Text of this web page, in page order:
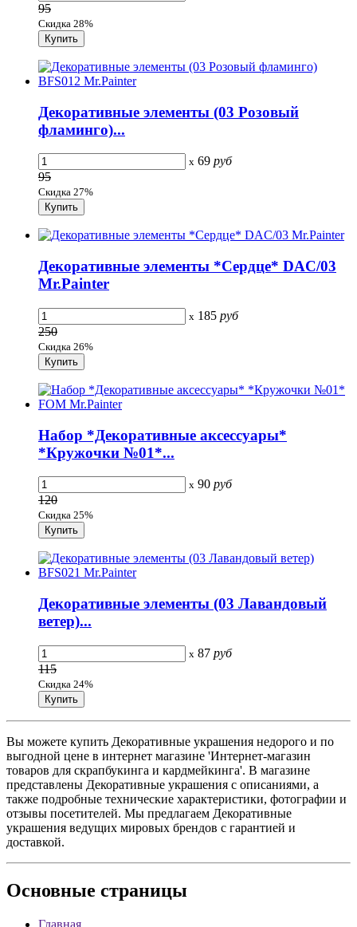
95
Скидка 28%
Декоративные элементы (03 Розовый
фламинго)...
x 69 руб
95
Скидка 27%
Декоративные элементы *Сердце* DAC/03
Mr.Painter
x 185 руб
250
Скидка 26%
Набор *Декоративные аксессуары*
*Кружочки №01*...
x 90 руб
120
Скидка 25%
Декоративные элементы (03 Лавандовый
ветер)...
x 87 руб
115
Скидка 24%
Вы можете купить Декоративные украшения недорого и по
выгодной цене в интернет магазине 'Интернет-магазин
товаров для скрапбукинга и кардмейкинга'. В магазине
представлены Декоративные украшения с описаниями, а
также подробные технические характеристики, фотографии и
отзывы посетителей. Мы предлагаем Декоративные
украшения ведущих мировых брендов с гарантией и
доставкой.
Основные страницы
Главная